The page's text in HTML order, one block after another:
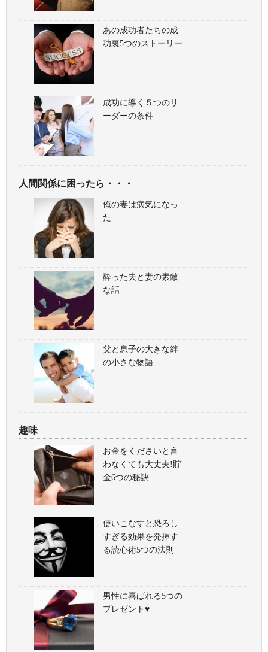
あの成功者たちの成
功裏5つのストーリー
成功に導く５つのリ
ーダーの条件
人間関係に困ったら・・・
俺の妻は病気になっ
た
酔った夫と妻の素敵
な話
父と息子の大きな絆
の小さな物語
趣味
お金をくださいと言
わなくても大丈夫!貯
金6つの秘訣
使いこなすと恐ろし
すぎる効果を発揮す
る読心術5つの法則
男性に喜ばれる5つの
プレゼント♥